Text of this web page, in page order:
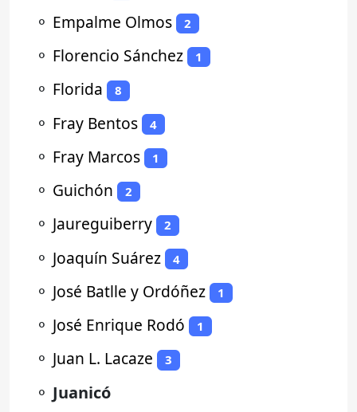
⚬ Empalme Olmos 2
⚬ Florencio Sánchez 1
⚬ Florida 8
⚬ Fray Bentos 4
⚬ Fray Marcos 1
⚬ Guichón 2
⚬ Jaureguiberry 2
⚬ Joaquín Suárez 4
⚬ José Batlle y Ordóñez 1
⚬ José Enrique Rodó 1
⚬ Juan L. Lacaze 3
⚬ Juanicó